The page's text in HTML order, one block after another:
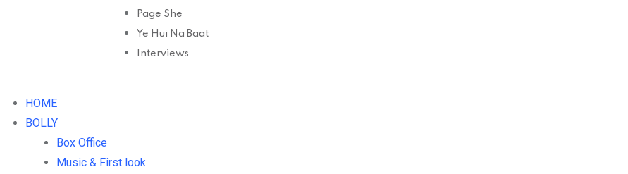
Page She
Ye Hui Na Baat
Interviews
HOME
BOLLY
Box Office
Music & First look